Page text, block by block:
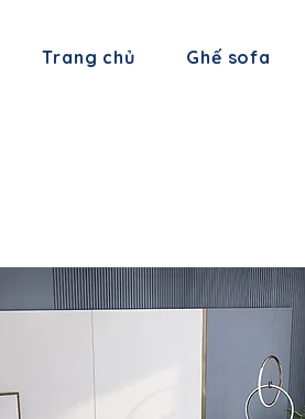
Trang chủ Ghế sofa